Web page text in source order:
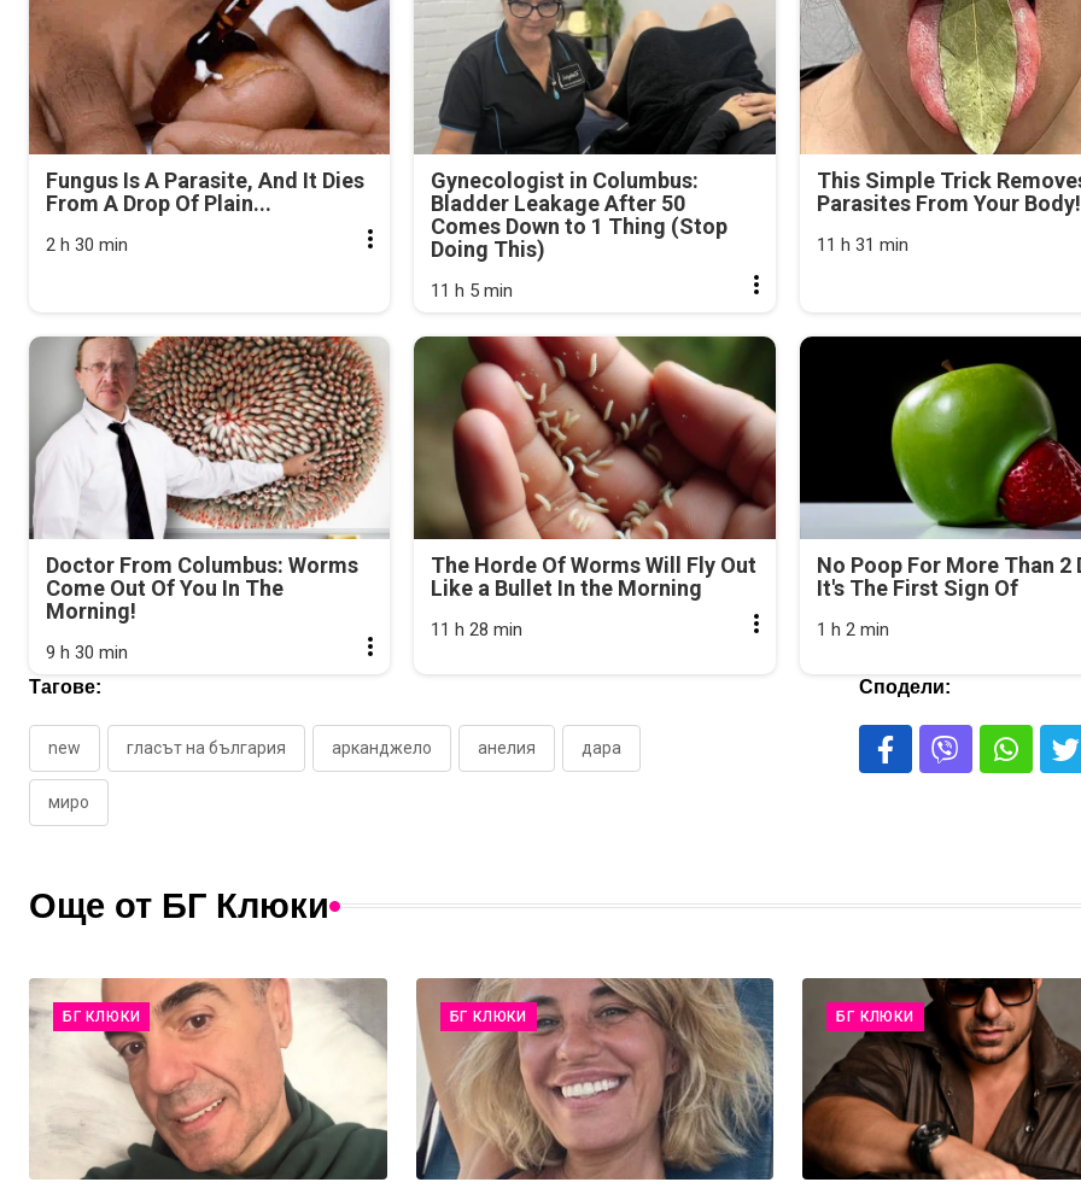
Fungus Is A Parasite, And It Dies
From A Drop Of Plain...
2 h 30 min
Gynecologist in Columbus:
Bladder Leakage After 50
Comes Down to 1 Thing (Stop
Doing This)
11 h 5 min
This Simple Trick
Parasites From Your Body!
11 h 31 min
Doctor From Columbus: Worms
Come Out Of You In The
Morning!
9 h 30 min
The Horde Of Worms Will Fly Out
Like a Bullet In the Morning
11 h 28 min
No Poop For More Than 2
It's The First Sign Of
1 h 2 min
Тагове:
new гласът на българия арканджело анелия дара
миро
Сподели:
Още от БГ Клюки
БГ КЛЮКИ БГ КЛЮКИ БГ КЛЮКИ